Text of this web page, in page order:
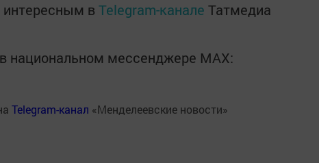
в Telegram-канале Татмедиа
национальном мессенджере MАХ:
Telegram-канал «Менделеевские новости»